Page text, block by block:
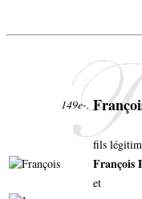
149e-.
fils
François
et